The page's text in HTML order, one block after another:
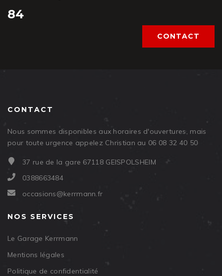
84
CONTACT
CONTACT
Nous sommes disponibles aux horaires d'ouvertures, mais
pour toute urgence appelez Christian au 06 08 32 40 50
37 rue de la gare 67118 GEISPOLSHEIM
0388663484
occasions@kerrmann.fr
NOS SERVICES
Le Garage Kerrmann
Mentions légales
Politique de confidentialité